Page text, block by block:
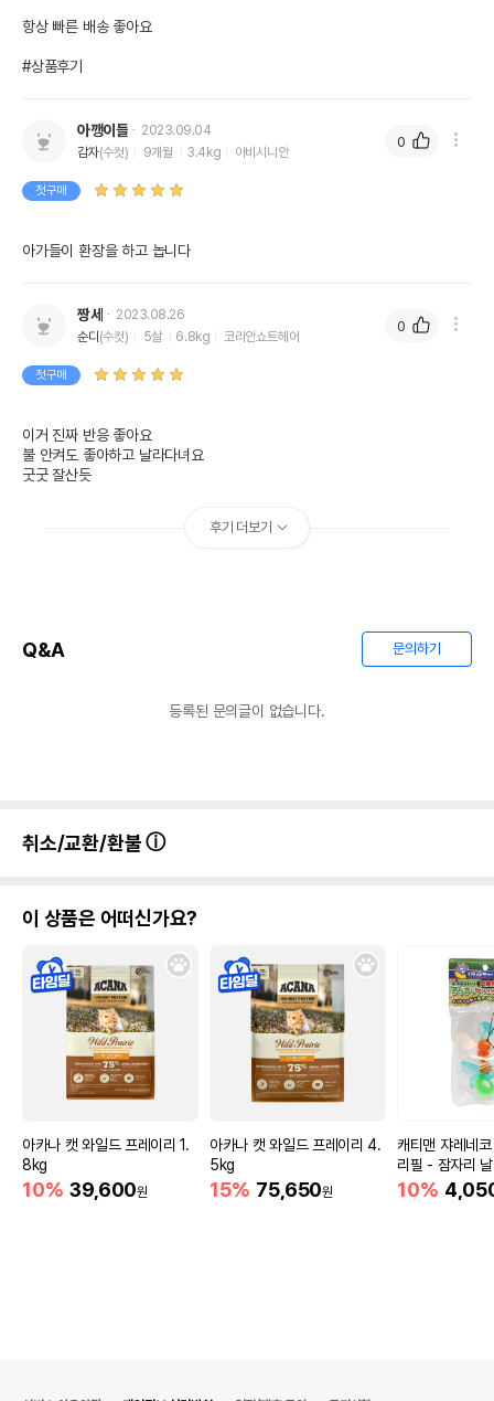
항상 빠른 배송 좋아요
#상품후기
아깽이들
2023.09.04
감자(수컷) 9개월 3.4kg 아비시니안
첫구매
아가들이 환장을 하고 놉니다
0
짱세
2023.08.26
순디 (수컷) 5살 6.8kg 코리안쇼트헤어
첫구매
이거 진짜 반응 좋아요
불 안켜도 좋아하고 날라다녀요
굿굿 잘산듯
0
후기 더보기
Q&A 문의하기
등록된 문의글이 없습니다.
취소/교환/환불
이 상품은 어떠신가요?
아카나 캣 와일드 프레이리 1.
8kg
10% 39,600원
아카나 캣 와일드 프레이리 4.
5kg
15% 75,650원
캐티맨 쟈레네
리필 - 잠자리
10%